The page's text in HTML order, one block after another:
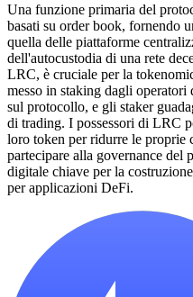
Una funzione primaria del
basati su order book, fornendo
quella delle piattaforme
dell'autocustodia di una rete
LRC, è cruciale per la
messo in staking dagli
sul protocollo, e gli staker
di trading. I possessori di LRC
loro token per ridurre le proprie
partecipare alla governance del
digitale chiave per la
per applicazioni DeFi.